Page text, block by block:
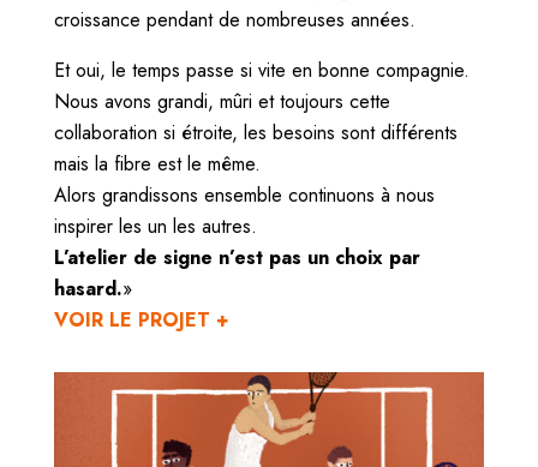
croissance pendant de nombreuses années.
Et oui, le temps passe si vite en bonne compagnie.
Nous avons grandi, mûri et toujours cette
collaboration si étroite, les besoins sont différents
mais la fibre est le même.
Alors grandissons ensemble continuons à nous
inspirer les un les autres.
L’atelier de signe n’est pas un choix par
hasard.»
VOIR LE PROJET +